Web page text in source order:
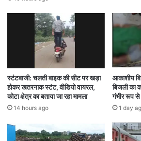
विभाग ने मंगलवार को भी अलग-अलग
बारिश, तेज हवा और बिजली गिरने की
अगले चार दिनों में बढ़ सकता है तापमान
मौसम वैज्ञानिकों के मुताबिक अगले चार
हो सकती है। इसके बाद तापमान में
स्टंटबाजी: चलती बाइक की सीट पर खड़ा
होकर खतरनाक स्टंट, वीडियो वायरल,
कोटा क्षेत्र का बताया जा रहा मामला
14 hours ago
आकाशीय
बिजली का
गंभीर रूप
1 day